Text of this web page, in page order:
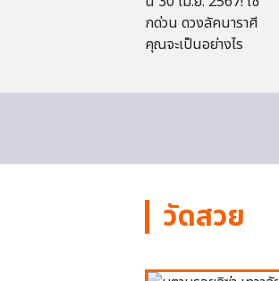
วัดสวย